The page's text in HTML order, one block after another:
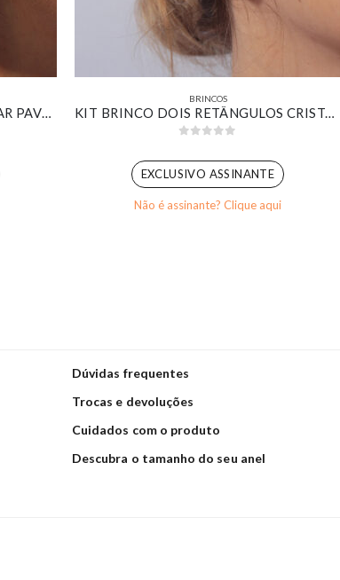
ARGOLINHA MÉDIA RETANGULAR PAVÊ CRAVEJADA BANHADA EM OURO BRANCO
BRINCOS
KIT BRINCO DOIS RETÂNGULOS CRISTAL COM PIERCING FAKE FIOS CRAVEJADOS BANHADO EM OURO 18K
EXCLUSIVO ASSINANTE
Não é assinante? Clique aqui
Dúvidas frequentes
Trocas e devoluções
Cuidados com o produto
Descubra o tamanho do seu anel